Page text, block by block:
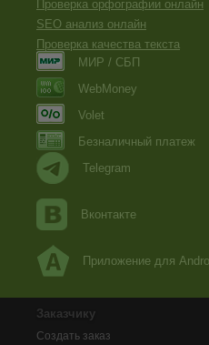
Проверка орфографии онлайн
SEO анализ онлайн
Проверка качества текста
МИР / СБП
WebMoney
Volet
Безналичный платеж
Telegram
Вконтакте
Приложение для
Заказчику
Создать заказ